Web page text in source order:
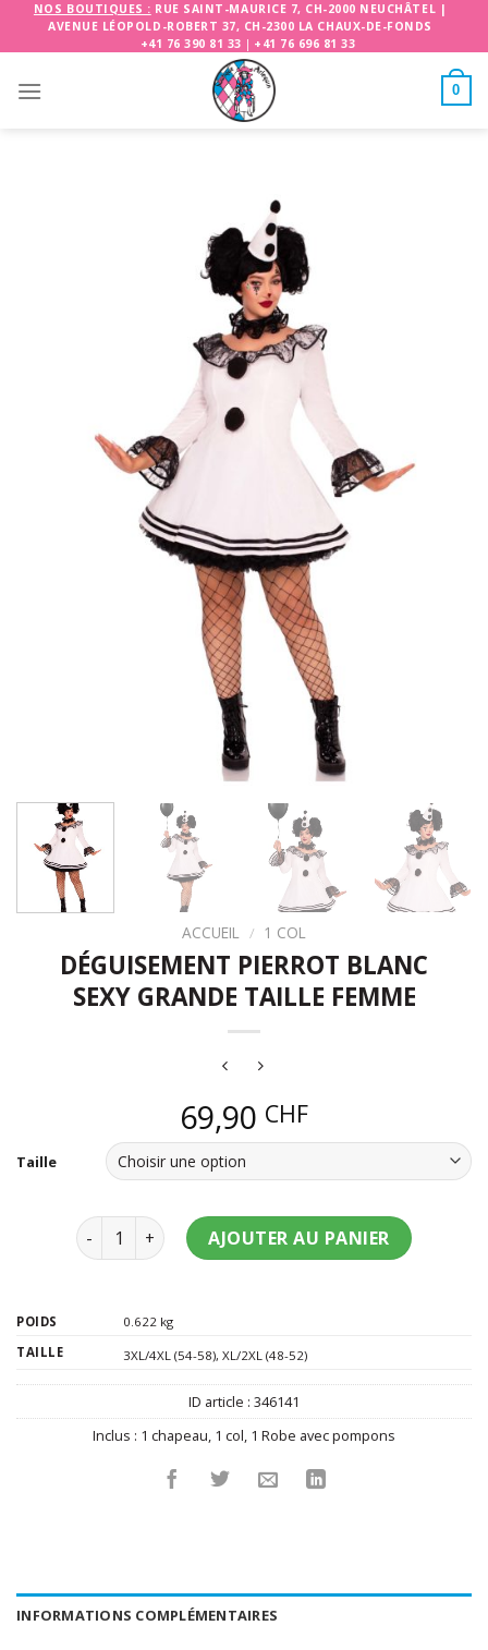
NOS BOUTIQUES : RUE SAINT-MAURICE 7, CH-2000 NEUCHÂTEL |
AVENUE LÉOPOLD-ROBERT 37, CH-2300 LA CHAUX-DE-FONDS
+41 76 390 81 33 | +41 76 696 81 33
0
ACCUEIL / 1 COL
DÉGUISEMENT PIERROT BLANC
SEXY GRANDE TAILLE FEMME
69,90 CHF
Taille
quantité de Déguisement pierrot blanc sexy
AJOUTER AU PANIER
POIDS
0.622 kg
TAILLE
3XL/4XL (54-58), XL/2XL (48-52)
ID article : 346141
Inclus : 1 chapeau, 1 col, 1 Robe avec pompons
INFORMATIONS COMPLÉMENTAIRES